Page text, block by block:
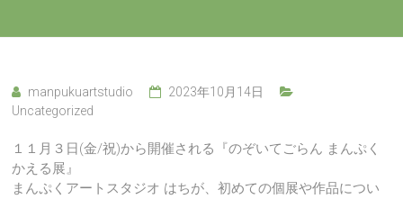
manpukuartstudio
2023年10月14日
Uncategorized
１１月３日(金/祝)から開催される『のぞいてごらん まんぷく
かえる展』
まんぷくアートスタジオ はちが、初めての個展や作品につい